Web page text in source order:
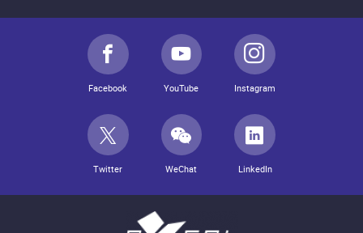
Facebook YouTube Instagram
Twitter WeChat LinkedIn